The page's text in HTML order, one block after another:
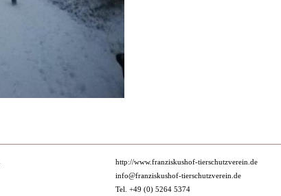
http://www.franziskushof-tierschutzverein.de
info@franziskushof-tierschutzverein.de
Tel. +49 (0) 5264 5374